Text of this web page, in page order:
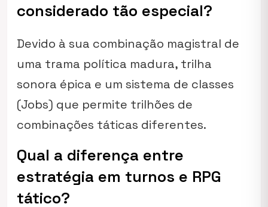
considerado tão especial?
Devido à sua combinação magistral de
uma trama política madura, trilha
sonora épica e um sistema de classes
(Jobs) que permite trilhões de
combinações táticas diferentes.
Qual a diferença entre
estratégia em turnos e RPG
tático?